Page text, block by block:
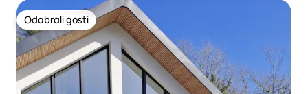
Odabrali gosti
Odabrali gosti